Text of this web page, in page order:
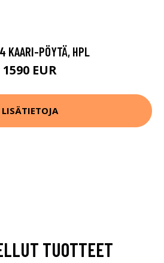
KAARI-PÖYTÄ, HPL
1590 EUR
LISÄTIETOJA
TUOTTEET